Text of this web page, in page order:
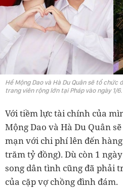
Hề Mộng Dao và Hà Du Quân sẽ tổ
trang viên rộng lớn tại Pháp vào ngày 1/6.
Với tiềm lực tài chính của
Mộng Dao và Hà Du Quân
mạn với chi phí lên đến
trăm tỷ đồng). Dù còn 1
song dân tình cũng đã phải
của cặp vợ chồng đình đám.